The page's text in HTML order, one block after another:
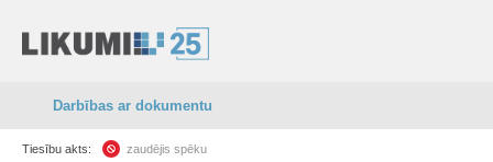
Darbības ar dokumentu
Tiesību akts: zaudējis spēku